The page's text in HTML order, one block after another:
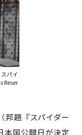
パイ
Reser
邦題『スパイダー
本国公開日が決定